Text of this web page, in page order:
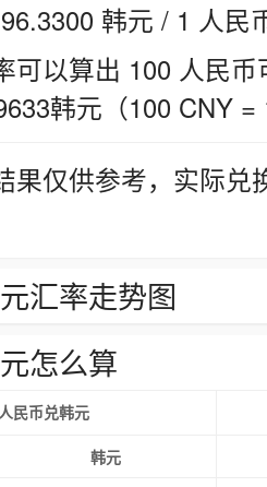
韩元 / 1 人民
可以算出 100 人民
韩元（100 CNY =
果仅供参考，实际
汇率走势图
怎么算
民币兑韩元
韩元